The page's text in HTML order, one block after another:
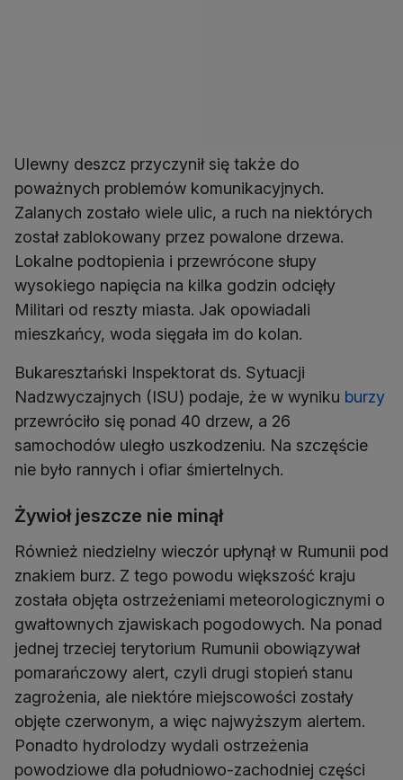
Ulewny deszcz przyczynił się także do
poważnych problemów komunikacyjnych.
Zalanych zostało wiele ulic, a ruch na niektórych
został zablokowany przez powalone drzewa.
Lokalne podtopienia i przewrócone słupy
wysokiego napięcia na kilka godzin odcięły
Militari od reszty miasta. Jak opowiadali
mieszkańcy, woda sięgała im do kolan.
Bukaresztański Inspektorat ds. Sytuacji
Nadzwyczajnych (ISU) podaje, że w wyniku burzy
przewróciło się ponad 40 drzew, a 26
samochodów uległo uszkodzeniu. Na szczęście
nie było rannych i ofiar śmiertelnych.
Żywioł jeszcze nie minął
Również niedzielny wieczór upłynął w Rumunii pod
znakiem burz. Z tego powodu większość kraju
została objęta ostrzeżeniami meteorologicznymi o
gwałtownych zjawiskach pogodowych. Na ponad
jednej trzeciej terytorium Rumunii obowiązywał
pomarańczowy alert, czyli drugi stopień stanu
zagrożenia, ale niektóre miejscowości zostały
objęte czerwonym, a więc najwyższym alertem.
Ponadto hydrolodzy wydali ostrzeżenia
powodziowe dla południowo-zachodniej części